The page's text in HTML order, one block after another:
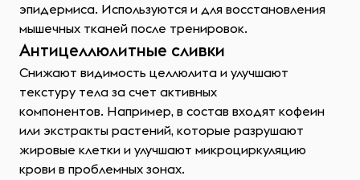
эпидермиса. Используются и для восстановления
мышечных тканей после тренировок.
Антицеллюлитные сливки
Снижают видимость целлюлита и улучшают
текстуру тела за счет активных
компонентов. Например, в состав входят кофеин
или экстракты растений, которые разрушают
жировые клетки и улучшают микроциркуляцию
крови в проблемных зонах.